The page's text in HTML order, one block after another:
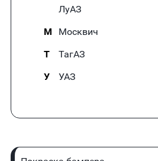
ЛуАЗ
М
Москвич
Т
ТагАЗ
У
УАЗ